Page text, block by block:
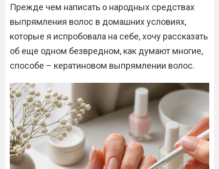
Прежде чем написать о народных средствах
выпрямления волос в домашних условиях,
которые я испробовала на себе, хочу рассказать
об еще одном безвредном, как думают многие,
способе – кератиновом выпрямлении волос.